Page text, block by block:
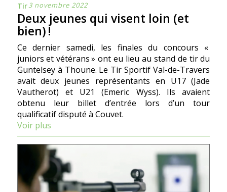
Tir3 novembre 2022
Deux jeunes qui visent loin (et
bien) !
Ce dernier samedi, les finales du concours «
juniors et vétérans » ont eu lieu au stand de tir du
Guntelsey à Thoune. Le Tir Sportif Val-de-Travers
avait deux jeunes représentants en U17 (Jade
Vautherot) et U21 (Emeric Wyss). Ils avaient
obtenu leur billet d’entrée lors d’un tour
qualificatif disputé à Couvet.
Voir plus